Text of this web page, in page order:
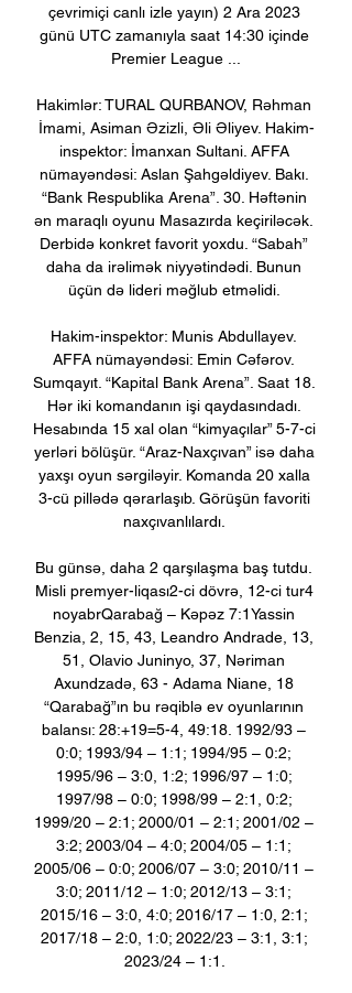
çevrimiçi canlı izle yayın) 2 Ara 2023
günü UTC zamanıyla saat 14:30 içinde
Premier League ...
Hakimlər: TURAL QURBANOV, Rəhman
İmami, Asiman Əzizli, Əli Əliyev. Hakim-
inspektor: İmanxan Sultani. AFFA
nümayəndəsi: Aslan Şahgəldiyev. Bakı.
“Bank Respublika Arena”. 30. Həftənin
ən maraqlı oyunu Masazırda keçiriləcək.
Derbidə konkret favorit yoxdu. “Sabah”
daha da irəlimək niyyətindədi. Bunun
üçün də lideri məğlub etməlidi.
Hakim-inspektor: Munis Abdullayev.
AFFA nümayəndəsi: Emin Cəfərov.
Sumqayıt. “Kapital Bank Arena”. Saat 18.
Hər iki komandanın işi qaydasındadı.
Hesabında 15 xal olan “kimyaçılar” 5-7-ci
yerləri bölüşür. “Araz-Naxçıvan” isə daha
yaxşı oyun sərgiləyir. Komanda 20 xalla
3-cü pillədə qərarlaşıb. Görüşün favoriti
naxçıvanlılardı.
Bu günsə, daha 2 qarşılaşma baş tutdu.
Misli premyer-liqası2-ci dövrə, 12-ci tur4
noyabrQarabağ – Kəpəz 7:1Yassin
Benzia, 2, 15, 43, Leandro Andrade, 13,
51, Olavio Juninyo, 37, Nəriman
Axundzadə, 63 - Adama Niane, 18
“Qarabağ”ın bu rəqiblə ev oyunlarının
balansı: 28:+19=5-4, 49:18. 1992/93 –
0:0; 1993/94 – 1:1; 1994/95 – 0:2;
1995/96 – 3:0, 1:2; 1996/97 – 1:0;
1997/98 – 0:0; 1998/99 – 2:1, 0:2;
1999/20 – 2:1; 2000/01 – 2:1; 2001/02 –
3:2; 2003/04 – 4:0; 2004/05 – 1:1;
2005/06 – 0:0; 2006/07 – 3:0; 2010/11 –
3:0; 2011/12 – 1:0; 2012/13 – 3:1;
2015/16 – 3:0, 4:0; 2016/17 – 1:0, 2:1;
2017/18 – 2:0, 1:0; 2022/23 – 3:1, 3:1;
2023/24 – 1:1.